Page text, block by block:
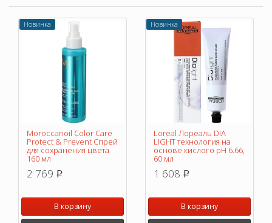
Новинка
Moroccanoil Color Care
Protect & Prevent Спрей
для сохранения цвета
160 мл
2 769 p
В корзину
Новинка
Loreal Лореаль DIA
LIGHT технология на
основе кислого pH 6.66,
60 мл
1 608 p
В корзину